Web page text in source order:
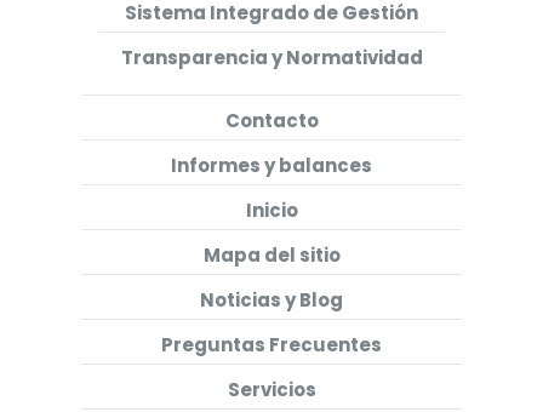
Sistema Integrado de Gestión
Transparencia y Normatividad
Contacto
Informes y balances
Inicio
Mapa del sitio
Noticias y Blog
Preguntas Frecuentes
Servicios